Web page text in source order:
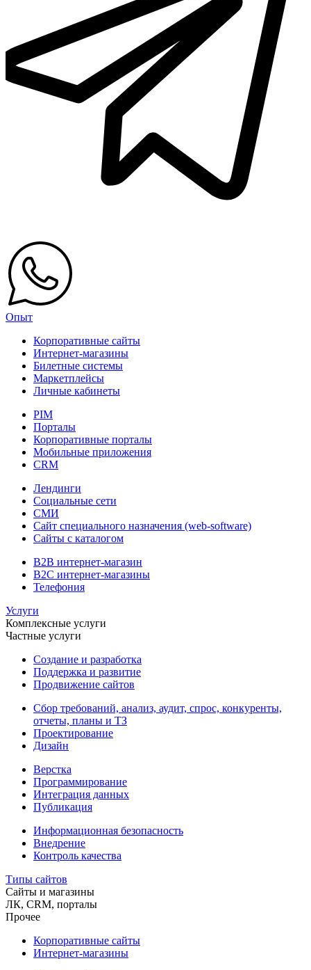
Опыт
Корпоративные сайты
Интернет-магазины
Билетные системы
Маркетплейсы
Личные кабинеты
PIM
Порталы
Корпоративные порталы
Мобильные приложения
CRM
Лендинги
Социальные сети
СМИ
Сайт специального назначения (web-software)
Сайты с каталогом
B2B интернет-магазин
B2C интернет-магазины
Телефония
Услуги
Комплексные услуги
Частные услуги
Создание и разработка
Поддержка и развитие
Продвижение сайтов
Сбор требований, анализ, аудит, спрос, конкуренты,
отчеты, планы и ТЗ
Проектирование
Дизайн
Верстка
Программирование
Интеграция данных
Публикация
Информационная безопасность
Внедрение
Контроль качества
Типы сайтов
Сайты и магазины
ЛК, CRM, порталы
Прочее
Корпоративные сайты
Интернет-магазины